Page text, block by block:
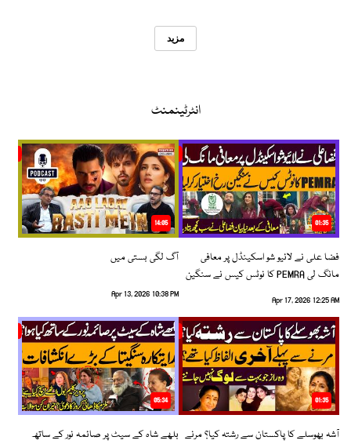
مزید
انٹرٹینمنٹ
01:35
فضا علی نے لائیو شو اسکینڈل پر معافی
مانگ لی PEMRA کا نوٹس کیس نے سنگین
Apr 17, 2026 12:25 AM
14:05
آگ لگی بستی میں
Apr 13, 2026 10:38 PM
01:35
آشہ بھوسلے کا پاکستان سے رشتہ کیا؟ مرنے
05:34
بلھے شاہ کے سیٹ پر صائمہ نور کے ساتھ